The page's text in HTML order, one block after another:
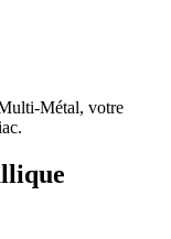
Métal, votre